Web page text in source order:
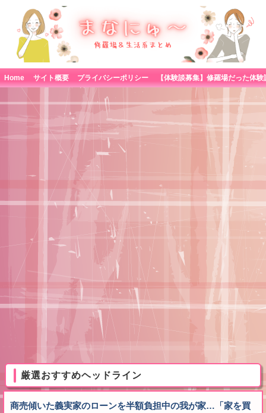
Home サイト概要 プライバシーポリシー
厳選おすすめヘッドライン
商売傾いた義実家のローンを半額負担中の我が家…「家を買